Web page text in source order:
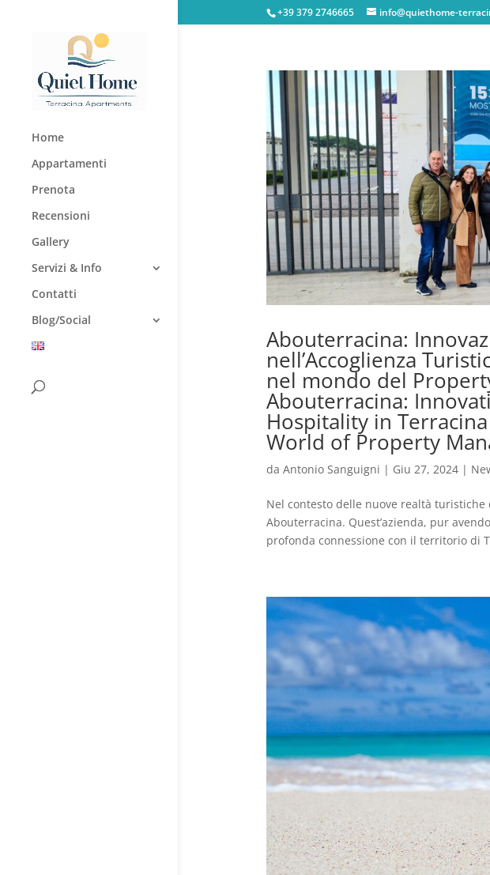
+39 379 2746665 info@quiethome-
Home
Appartamenti
Prenota
Recensioni
Gallery
Servizi & Info
Contatti
Blog/Social
Abouterracina:
nell’Accoglienza
nel mondo del
Abouterracina:
Hospitality in
World of Property
da Antonio Sanguigni | Giu 27, 2024|
Nel contesto delle nuove realtà
Abouterracina. Quest’azienda, pur
profonda connessione con il territorio di